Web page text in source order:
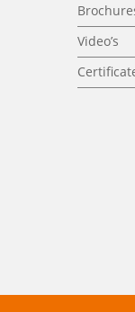
Video’s